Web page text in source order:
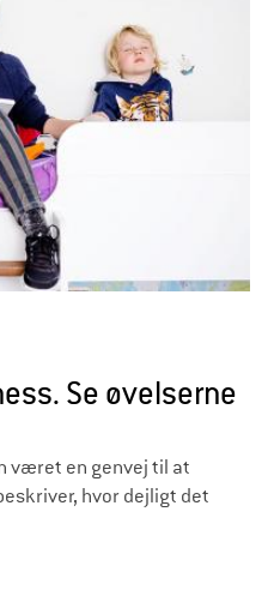
Se øvelserne
været en genvej til at
hvor dejligt det